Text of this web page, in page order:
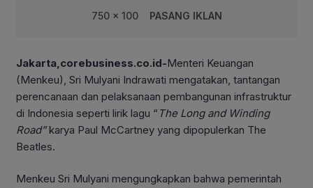
750 x 100 PASANG IKLAN
Jakarta,corebusiness.co.id-Menteri Keuangan
(Menkeu), Sri Mulyani Indrawati mengatakan, tantangan
perencanaan dan pelaksanaan pembangunan infrastruktur
di Indonesia seperti lirik lagu “ The Long and Winding
Road”karya Paul McCartney yang dipopulerkan The
Beatles.
Menkeu Sri Mulyani mengungkapkan bahwa pemerintah